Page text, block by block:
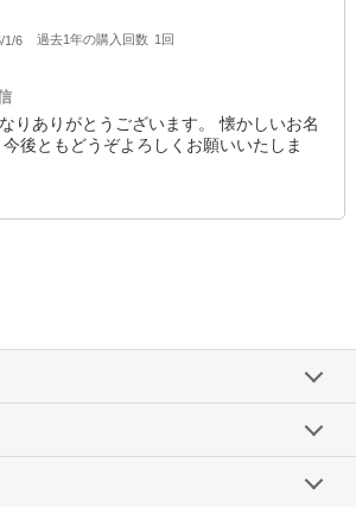
1/6 過去1年の購入回数 1回
りありがとうございます。 懐かしいお名
後ともどうぞよろしくお願いいたしま